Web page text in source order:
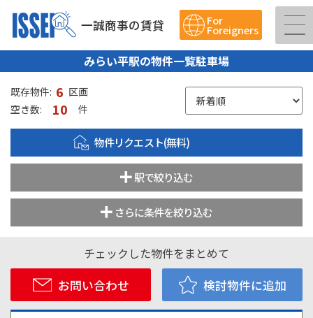
一誠商事の賃貸 For
Foreigners
みらい平駅の物件一覧駐車場
既存物件: 6 区画
空き数:
10 件
物件リクエスト(無料)
駅で絞り込む
さらに条件を絞り込む
チェックした物件をまとめて
お問い合わせ
検討物件に追加